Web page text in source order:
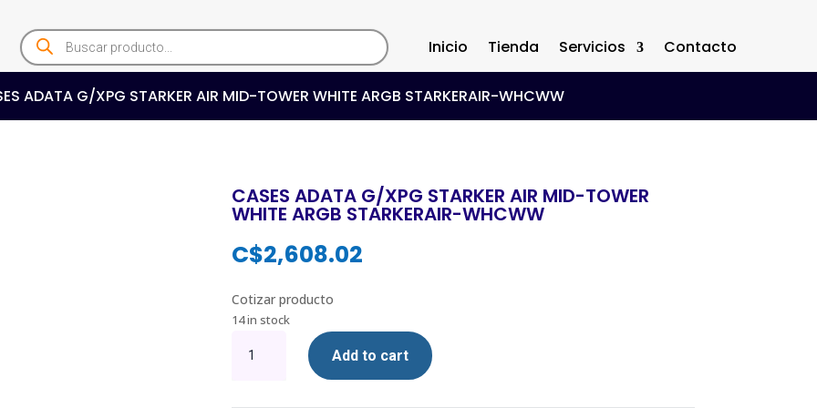
Products
search Inicio Tienda Servicios Contacto
ADATA G/XPG STARKER AIR MID-TOWER WHITE ARGB STARKERAIR-WHCWW
CASES ADATA G/XPG STARKER AIR MID-TOWER
WHITE ARGB STARKERAIR-WHCWW
C$2,608.02
Cotizar producto
14 in stock
ADATA
Add to cart